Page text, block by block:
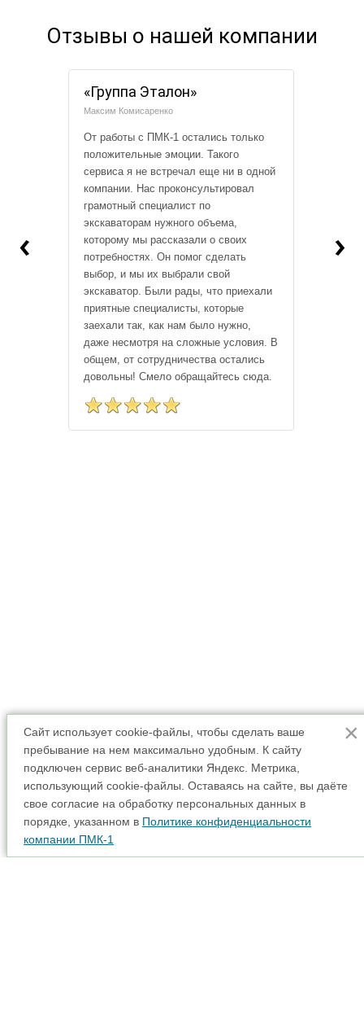
Отзывы о нашей компании
«Группа Эталон»
Максим Комисаренко
От работы с ПМК-1 остались только
положительные эмоции. Такого
сервиса я не встречал еще ни в одной
компании. Нас проконсультировал
грамотный специалист по
экскаваторам нужного объема,
которому мы рассказали о своих
потребностях. Он помог сделать
выбор, и мы их выбрали свой
экскаватор. Были рады, что приехали
приятные специалисты, которые
заехали так, как нам было нужно,
даже несмотря на сложные условия. В
общем, от сотрудничества остались
довольны! Смело обращайтесь сюда.
‹ ›
Сайт использует cookie-файлы, чтобы сделать ваше
пребывание на нем максимально удобным. К cайту
подключен сервис веб-аналитики Яндекс. Метрика,
использующий cookie-файлы. Оставаясь на сайте, вы даёте
свое согласие на обработку персональных данных в
порядке, указанном в Политике конфиденциальности
компании ПМК-1
×